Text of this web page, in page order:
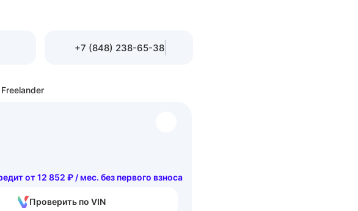
+7 (848) 238-65-38
от 12 852 ₽ / мес. без первого взноса
Проверить по VIN